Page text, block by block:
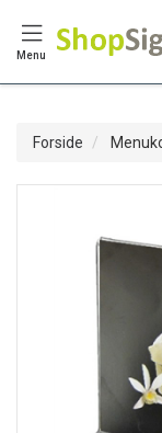
Menu
Forside